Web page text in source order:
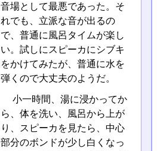
音場として最悪であった。そ
れでも、立派な音が出るの
で、普通に風呂タイムが楽し
い。試しにスピーカにシブキ
をかけてみたが、普通に水を
弾くので大丈夫のようだ。
小一時間、湯に浸かってか
ら、体を洗い、風呂から上が
り、スピーカを見たら、中心
部分のボンドが少し白くなっ